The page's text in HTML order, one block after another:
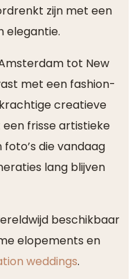
zijn met een
elegantie.
tot New
met een fashion-
creatieve
een frisse artistieke
die vandaag
lang blijven
beschikbaar
elopements en
weddings.